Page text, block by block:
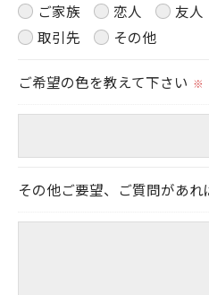
＜個人情報の開示･訂正・
当社では、お客様の個人情
す。
個人情報の開示･訂正･削除
ご家族 恋人 友人
取引先
その他
ご希望の色を教えて下さい ※
その他ご要望、ご質問があれ